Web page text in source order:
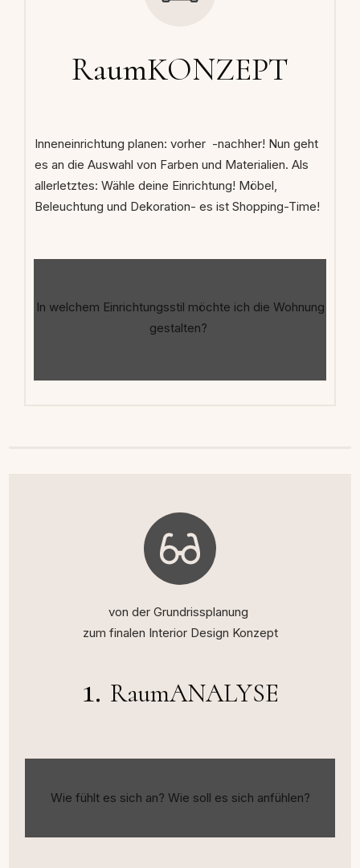
RaumKONZEPT
Inneneinrichtung planen: vorher -nachher! Nun geht
es an die Auswahl von Farben und Materialien. Als
allerletztes: Wähle deine Einrichtung! Möbel,
Beleuchtung und Dekoration- es ist Shopping-Time!
In welchem Einrichtungsstil möchte ich die Wohnung
gestalten?
von der Grundrissplanung
zum finalen Interior Design Konzept
1. RaumANALYSE
Wie fühlt es sich an? Wie soll es sich anfühlen?